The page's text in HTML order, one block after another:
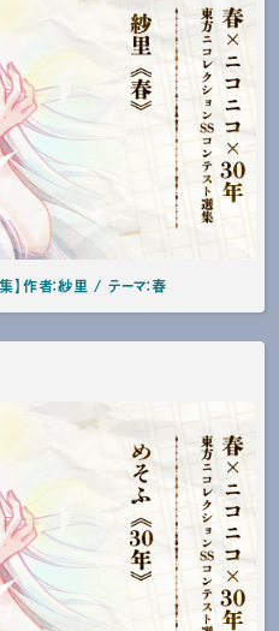
】作者：紗里 / テーマ：春